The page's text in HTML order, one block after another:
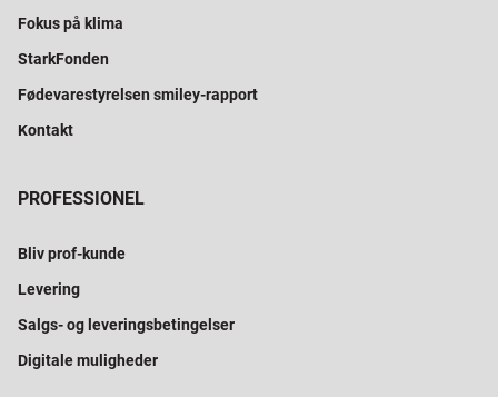
Fokus på klima
StarkFonden
Fødevarestyrelsen smiley-rapport
Kontakt
PROFESSIONEL
Bliv prof-kunde
Levering
Salgs- og leveringsbetingelser
Digitale muligheder